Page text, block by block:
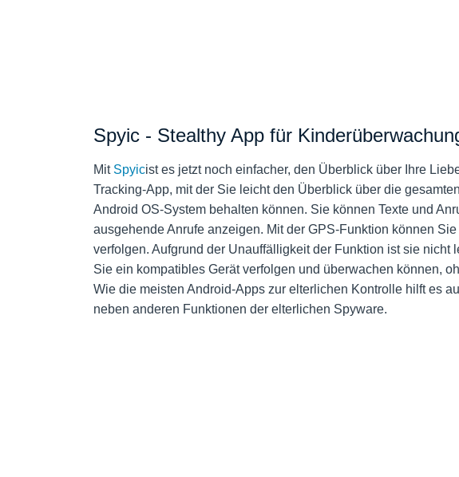
Spyic - Stealthy App für
Mit Spyicist es jetzt noch einfacher, den Überblick über Ihre
Tracking-App, mit der Sie leicht den Überblick über die
Android OS-System behalten können. Sie können Texte und
ausgehende Anrufe anzeigen. Mit der GPS-Funktion können
verfolgen. Aufgrund der Unauffälligkeit der Funktion ist sie nicht
Sie ein kompatibles Gerät verfolgen und überwachen können,
Wie die meisten Android-Apps zur elterlichen Kontrolle hilft es
neben anderen Funktionen der elterlichen Spyware.